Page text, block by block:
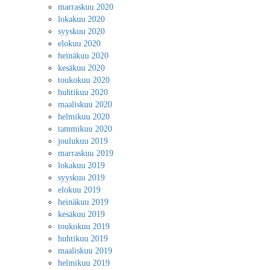
marraskuu 2020
lokakuu 2020
syyskuu 2020
elokuu 2020
heinäkuu 2020
kesäkuu 2020
toukokuu 2020
huhtikuu 2020
maaliskuu 2020
helmikuu 2020
tammikuu 2020
joulukuu 2019
marraskuu 2019
lokakuu 2019
syyskuu 2019
elokuu 2019
heinäkuu 2019
kesäkuu 2019
toukokuu 2019
huhtikuu 2019
maaliskuu 2019
helmikuu 2019